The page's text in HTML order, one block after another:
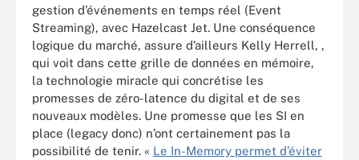
gestion d’événements en temps réel (Event
Streaming), avec Hazelcast Jet. Une conséquence
logique du marché, assure d’ailleurs Kelly Herrell, ,
qui voit dans cette grille de données en mémoire,
la technologie miracle qui concrétise les
promesses de zéro-latence du digital et de ses
nouveaux modèles. Une promesse que les SI en
place (legacy donc) n’ont certainement pas la
possibilité de tenir. « Le In-Memory permet d’éviter